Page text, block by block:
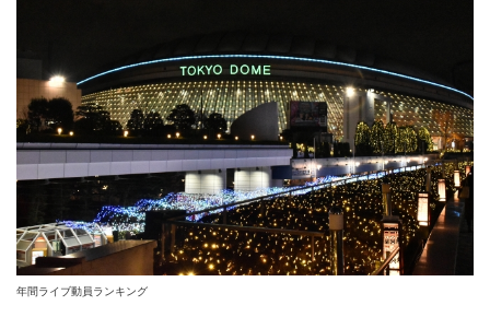
年間ライブ動員ランキング